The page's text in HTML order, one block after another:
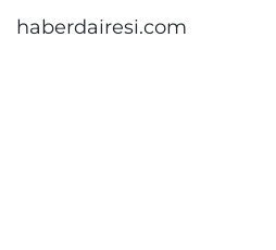
haberdairesi.com